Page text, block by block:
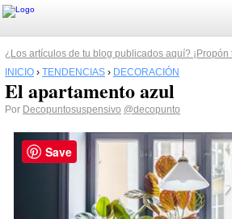
¿Los artículos de tu blog publicados aquí? ¡Propón
INICIO › TENDENCIAS › DECORACIÓN
El apartamento azul
Por Decopuntosuspensivo @decopunto
Save